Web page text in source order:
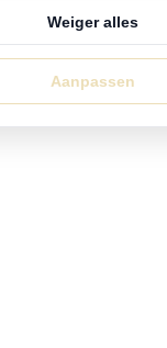
Weiger alles
Aanpassen